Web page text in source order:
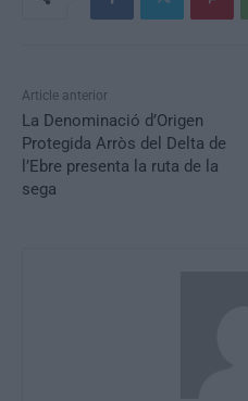
Article anterior
La Denominació d’Origen
Protegida Arròs del Delta de
l’Ebre presenta la ruta de la
sega